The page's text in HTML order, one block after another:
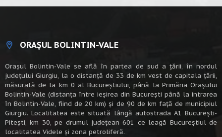
ORAȘUL BOLINTIN-VALE
Oraşul Bolintin-Vale se află în partea de sud a ţării, în nordul
judeţului Giurgiu, la o distanţă de 33 de km vest de capitala țării,
măsurată de la km 0 al Bucureștiului, până la Primăria Orașului
Bolintin-Vale (distanța între ieșirea din București până la intrarea
în Bolintin-Vale, fiind de 20 km) şi de 90 de km faţă de municipiul
Giurgiu. Localitatea este situată lângă autostrada A1 Bucureşti-
Piteşti, km 30, pe drumul judeţean 601 ce leagă Bucureştiul de
localitatea Videle şi zona petroliferă.